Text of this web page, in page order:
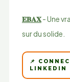
𝐄𝐁𝐀𝐗- Une
sur du solide.
📌
LINKEDIN